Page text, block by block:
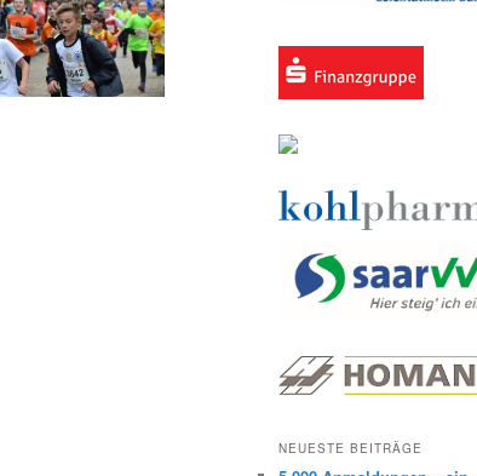
NEUESTE BEITRÄGE